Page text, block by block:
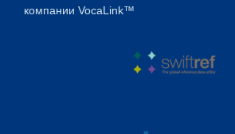
компании VocaLink™